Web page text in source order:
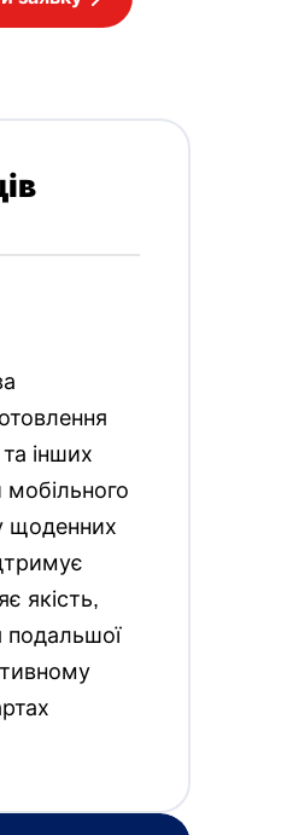
та інших
мобільного
щоденних
якість,
подальшої